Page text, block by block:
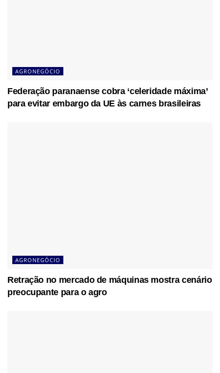
AGRONEGÓCIO
Federação paranaense cobra ‘celeridade máxima’
para evitar embargo da UE às carnes brasileiras
AGRONEGÓCIO
Retração no mercado de máquinas mostra cenário
preocupante para o agro